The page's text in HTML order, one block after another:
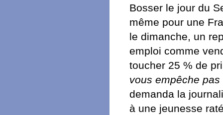
Bosser le jour du
même pour une
le dimanche, un
emploi comme
toucher 25 % de
vous empêche
demanda la
à une jeunesse